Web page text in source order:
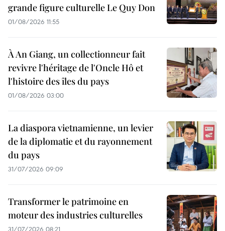
grande figure culturelle Le Quy Don
01/08/2026 11:55
À An Giang, un collectionneur fait
revivre l'héritage de l'Oncle Hô et
l'histoire des îles du pays
01/08/2026 03:00
La diaspora vietnamienne, un levier
de la diplomatie et du rayonnement
du pays
31/07/2026 09:09
Transformer le patrimoine en
moteur des industries culturelles
31/07/2026 08:21